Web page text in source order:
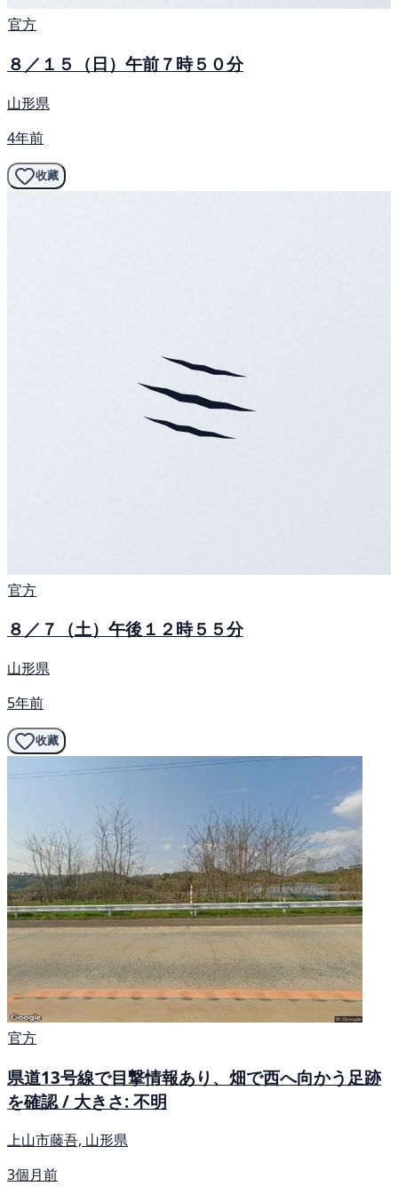
官方
８／１５（日）午前７時５０分
山形県
4年前
收藏
官方
８／７（土）午後１２時５５分
山形県
5年前
收藏
官方
県道13号線で目撃情報あり、畑で西へ向かう足跡
を確認 / 大きさ: 不明
上山市藤吾, 山形県
3個月前